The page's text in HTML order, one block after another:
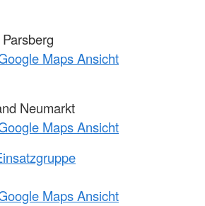
Maps Ansicht
Neumarkt
Maps Ansicht
Maps Ansicht